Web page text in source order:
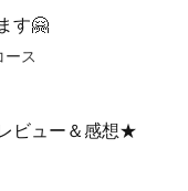
ース
す🤗
ビュー＆感想★